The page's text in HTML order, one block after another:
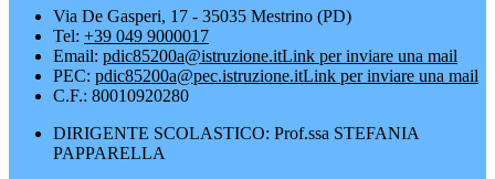
Via De Gasperi, 17 - 35035 Mestrino (PD)
Tel: +39 049 9000017
Email: pdic85200a@istruzione.itLink per inviare una mail
PEC: pdic85200a@pec.istruzione.itLink per inviare una mail
C.F.: 80010920280
DIRIGENTE SCOLASTICO: Prof.ssa STEFANIA
PAPPARELLA